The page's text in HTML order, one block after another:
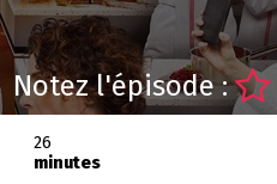
Notez l'épisode :
26
minutes